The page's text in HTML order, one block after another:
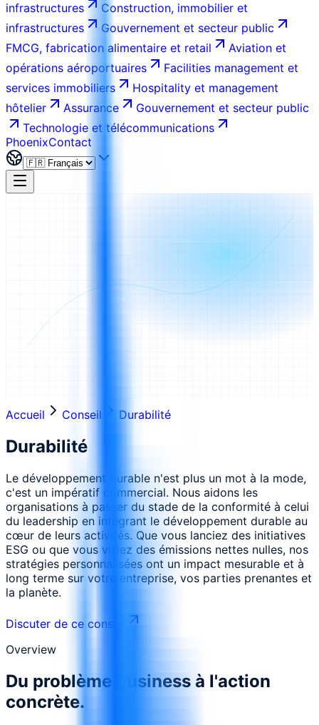
infrastructures
Construction, immobilier et
infrastructures
Gouvernement et secteur public
FMCG, fabrication alimentaire et retail
Aviation et
opérations aéroportuaires
Facilities management et
services immobiliers
Hospitality et management
hôtelier
Assurance
Gouvernement et secteur public
Technologie et télécommunications
PhoenixContact
Accueil Conseil Durabilité
Durabilité
Le développement durable n'est plus un mot à la mode,
c'est un impératif commercial. Nous aidons les
organisations à passer du stade de la conformité à celui
du leadership en intégrant le développement durable au
cœur de leurs activités. Que vous lanciez des initiatives
ESG ou que vous visiez des émissions nettes nulles, nos
stratégies personnalisées ont un impact mesurable et à
long terme sur votre entreprise, vos parties prenantes et
la planète.
Discuter de ce conseil
Overview
Du problème business à l'action
concrète.